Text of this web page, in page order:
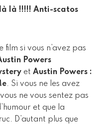
là !!!!! Anti-scatos
film si vous n’avez pas
Powers
et Austin Powers :
. Si vous ne les avez
ne vous sentez pas
et que la
D’autant plus que